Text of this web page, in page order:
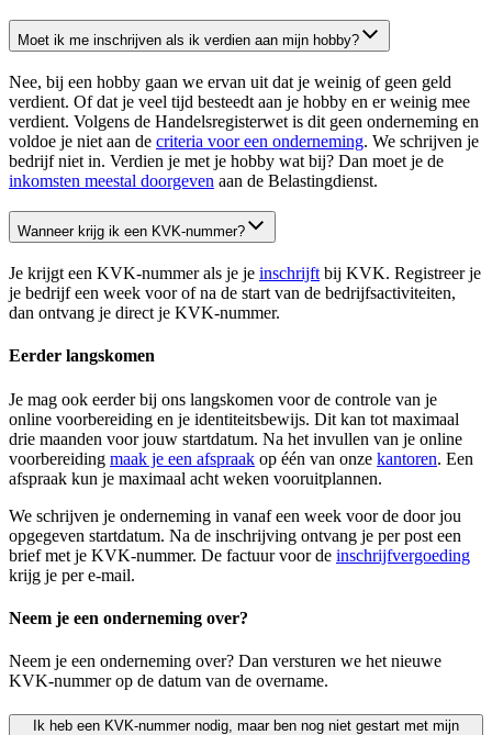
Moet ik me inschrijven als ik verdien aan mijn hobby?
Nee, bij een hobby gaan we ervan uit dat je weinig of geen geld
verdient. Of dat je veel tijd besteedt aan je hobby en er weinig mee
verdient. Volgens de Handelsregisterwet is dit geen onderneming en
voldoe je niet aan de criteria voor een onderneming. We schrijven je
bedrijf niet in. Verdien je met je hobby wat bij? Dan moet je de
inkomsten meestal doorgeven aan de Belastingdienst.
Wanneer krijg ik een KVK-nummer?
Je krijgt een KVK-nummer als je je inschrijft bij KVK. Registreer je
je bedrijf een week voor of na de start van de bedrijfsactiviteiten,
dan ontvang je direct je KVK-nummer.
Eerder langskomen
Je mag ook eerder bij ons langskomen voor de controle van je
online voorbereiding en je identiteitsbewijs. Dit kan tot maximaal
drie maanden voor jouw startdatum. Na het invullen van je online
voorbereiding maak je een afspraak op één van onze kantoren. Een
afspraak kun je maximaal acht weken vooruitplannen.
We schrijven je onderneming in vanaf een week voor de door jou
opgegeven startdatum. Na de inschrijving ontvang je per post een
brief met je KVK-nummer. De factuur voor de inschrijfvergoeding
krijg je per e-mail.
Neem je een onderneming over?
Neem je een onderneming over? Dan versturen we het nieuwe
KVK-nummer op de datum van de overname.
Ik heb een KVK-nummer nodig, maar ben nog niet gestart met mijn